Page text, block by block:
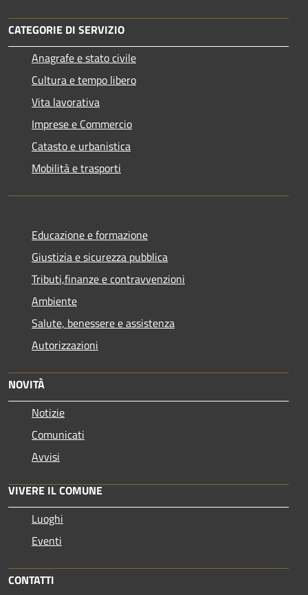
CATEGORIE DI SERVIZIO
Anagrafe e stato civile
Cultura e tempo libero
Vita lavorativa
Imprese e Commercio
Catasto e urbanistica
Mobilità e trasporti
Educazione e formazione
Giustizia e sicurezza pubblica
Tributi,finanze e contravvenzioni
Ambiente
Salute, benessere e assistenza
Autorizzazioni
NOVITÀ
Notizie
Comunicati
Avvisi
VIVERE IL COMUNE
Luoghi
Eventi
CONTATTI